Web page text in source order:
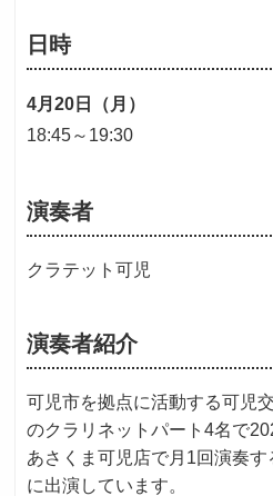
日時
4月20日（月）
18:45～19:30
演奏者
クラテット可児
演奏者紹介
可児市を拠点に活動する可児
のクラリネットパート4名で
あさくま可児店で月1回演奏
に出演しています。